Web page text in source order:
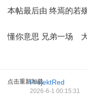
本帖最后由 终焉的若
懂你意思 兄弟一场
点击重新加载ProjektRed
2026-6-1 00:15:31